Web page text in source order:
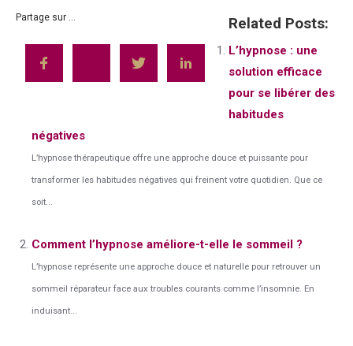
Partage sur ... Related Posts:
L’hypnose : une
solution efficace
pour se libérer des
habitudes
négatives
L’hypnose thérapeutique offre une approche douce et puissante pour
transformer les habitudes négatives qui freinent votre quotidien. Que ce
soit...
Comment l’hypnose améliore-t-elle le sommeil ?
L’hypnose représente une approche douce et naturelle pour retrouver un
sommeil réparateur face aux troubles courants comme l’insomnie. En
induisant...